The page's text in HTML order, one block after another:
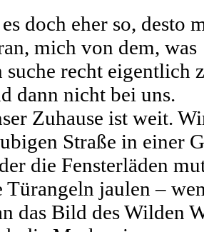
doch eher so, desto
mich von dem, was
suche recht eigentlich
dann nicht bei uns.
Zuhause ist weit.
Straße in einer
die Fensterläden
Türangeln jaulen –
das Bild des Wilden